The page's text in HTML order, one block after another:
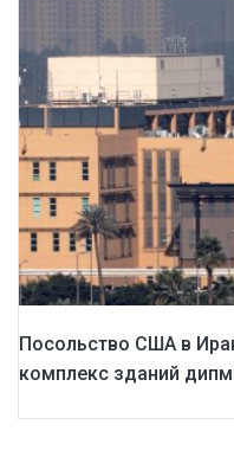
Посольство США в
комплекс зданий